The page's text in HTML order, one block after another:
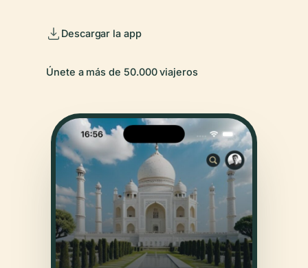
Descargar la app
Únete a más de 50.000 viajeros